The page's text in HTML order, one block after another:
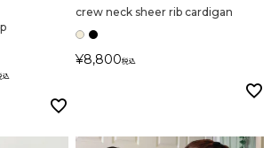
込
crew neck sheer rib cardigan
¥8,800税込